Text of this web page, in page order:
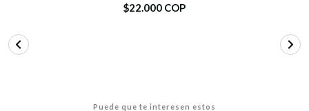
$22.000 COP
Puede que te interesen estos